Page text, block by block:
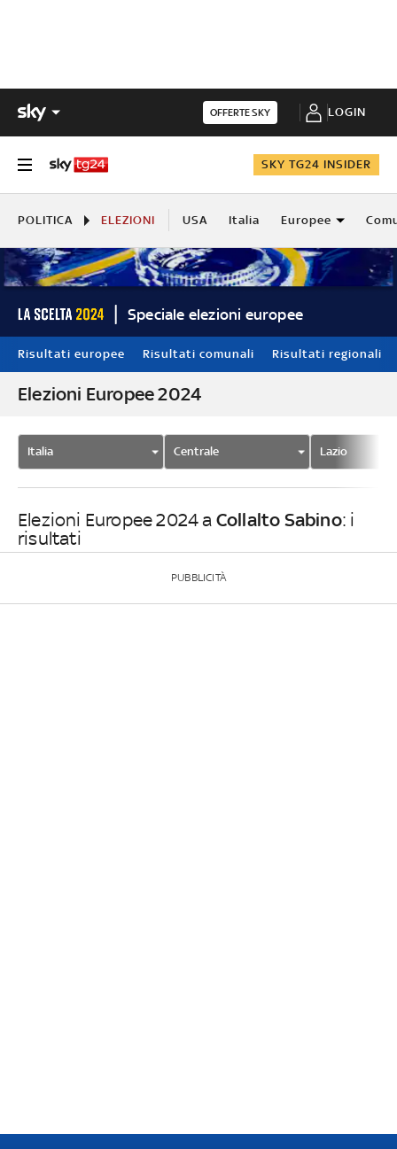
OFFERTE SKY LOGIN
SKY TG24 INSIDER
POLITICA ELEZIONI USA Italia Europee
Speciale elezioni europee
Risultati europee Risultati comunali Risultati regionali
Elezioni Europee 2024
Italia Centrale Lazio
Elezioni Europee 2024 a Collalto Sabino: i
risultati
PUBBLICITÀ